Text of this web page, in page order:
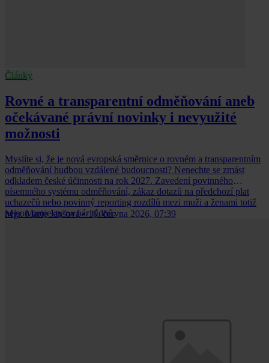
Články
Rovné a transparentní odměňování aneb
očekávané právní novinky i nevyužité
možnosti
Myslíte si, že je nová evropská směrnice o rovném a transparentním
odměňování hudbou vzdálené budoucnosti? Nenechte se zmást
odkladem české účinnosti na rok 2027. Zavedení povinného
písemného systému odměňování, zákaz dotazů na předchozí plat
uchazečů nebo povinný reporting rozdílů mezi muži a ženami totiž
nejsou projekty na pár týdnů.
Mgr. Marie Janšová • 16. června 2026, 07:39